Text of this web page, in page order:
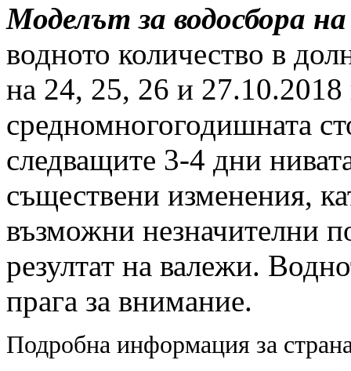
Моделът за водосбора
водното количество в
на 24, 25, 26 и 27.10.2018
средномногогодишната
следващите 3-4 дни
съществени изменения,
възможни незначителни
резултат на валежи.
прага за внимание.
Подробна информация за